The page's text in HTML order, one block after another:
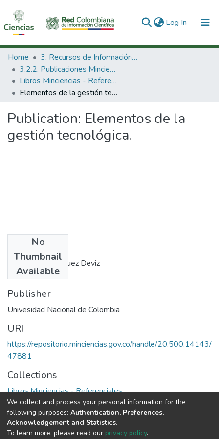
Log In (current)
Communities & Collections
All of DSpace
Statistics
Home
3. Recursos de Información Científica y Tecnológica
3.2.2. Publicaciones Minciencias
Libros Minciencias - Referenciales
Elementos de la gestión tecnológica.
Publication: Elementos de la
gestión tecnológica.
No
Thumbnail
Available
Authors
Julio Mario Rodriguez Deviz
Publisher
Univesidad Nacional de Colombia
URI
https://repositorio.minciencias.gov.co/handle/20.500.14143/
47881
Collections
Libros Minciencias - Referenciales
Full item page
We collect and process your personal information for the
following purposes: Authentication, Preferences,
Acknowledgement and Statistics.
To learn more, please read our privacy policy.